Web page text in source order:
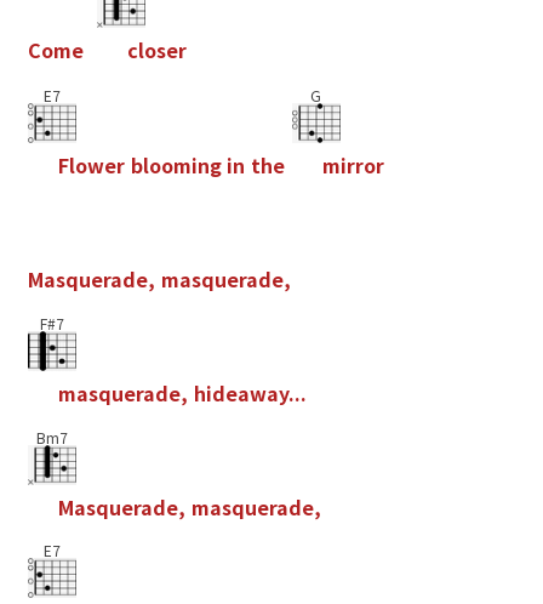
Come closer
E7
Flower blooming in the
G
mirror
Masquerade, masquerade,
F#7
masquerade, hideaway...
Bm7
Masquerade, masquerade,
E7